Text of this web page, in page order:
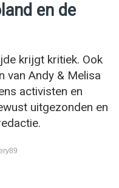
en de
krijgt kritiek. Ook
van Andy & Melisa
activisten en
uitgezonden en